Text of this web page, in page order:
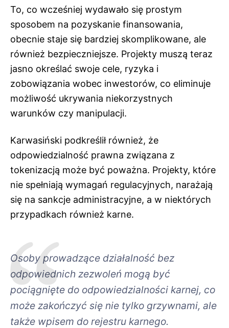
To, co wcześniej wydawało się prostym
sposobem na pozyskanie finansowania,
obecnie staje się bardziej skomplikowane, ale
również bezpieczniejsze. Projekty muszą teraz
jasno określać swoje cele, ryzyka i
zobowiązania wobec inwestorów, co eliminuje
możliwość ukrywania niekorzystnych
warunków czy manipulacji.
Karwasiński podkreślił również, że
odpowiedzialność prawna związana z
tokenizacją może być poważna. Projekty, które
nie spełniają wymagań regulacyjnych, narażają
się na sankcje administracyjne, a w niektórych
przypadkach również karne.
Osoby prowadzące działalność bez
odpowiednich zezwoleń mogą być
pociągnięte do odpowiedzialności karnej, co
może zakończyć się nie tylko grzywnami, ale
także wpisem do rejestru karnego.